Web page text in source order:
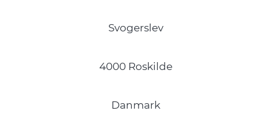
Svogerslev
4000 Roskilde
Danmark